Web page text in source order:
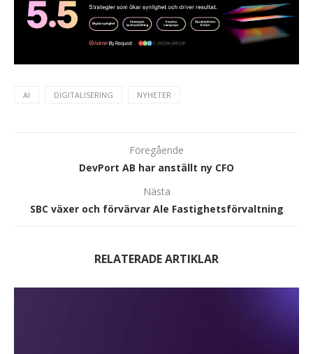
AI DIGITALISERING NYHETER
Föregående
DevPort AB har anställt ny CFO
Nästa
SBC växer och förvärvar Ale Fastighetsförvaltning
RELATERADE ARTIKLAR